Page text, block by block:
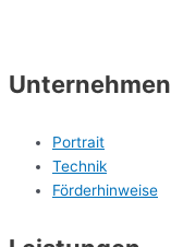
Unternehmen
Portrait
Technik
Förderhinweise